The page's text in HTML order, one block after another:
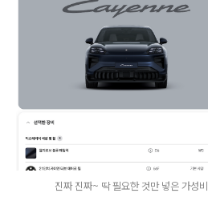
진짜 진짜~ 딱 필요한 것만 넣은 가성